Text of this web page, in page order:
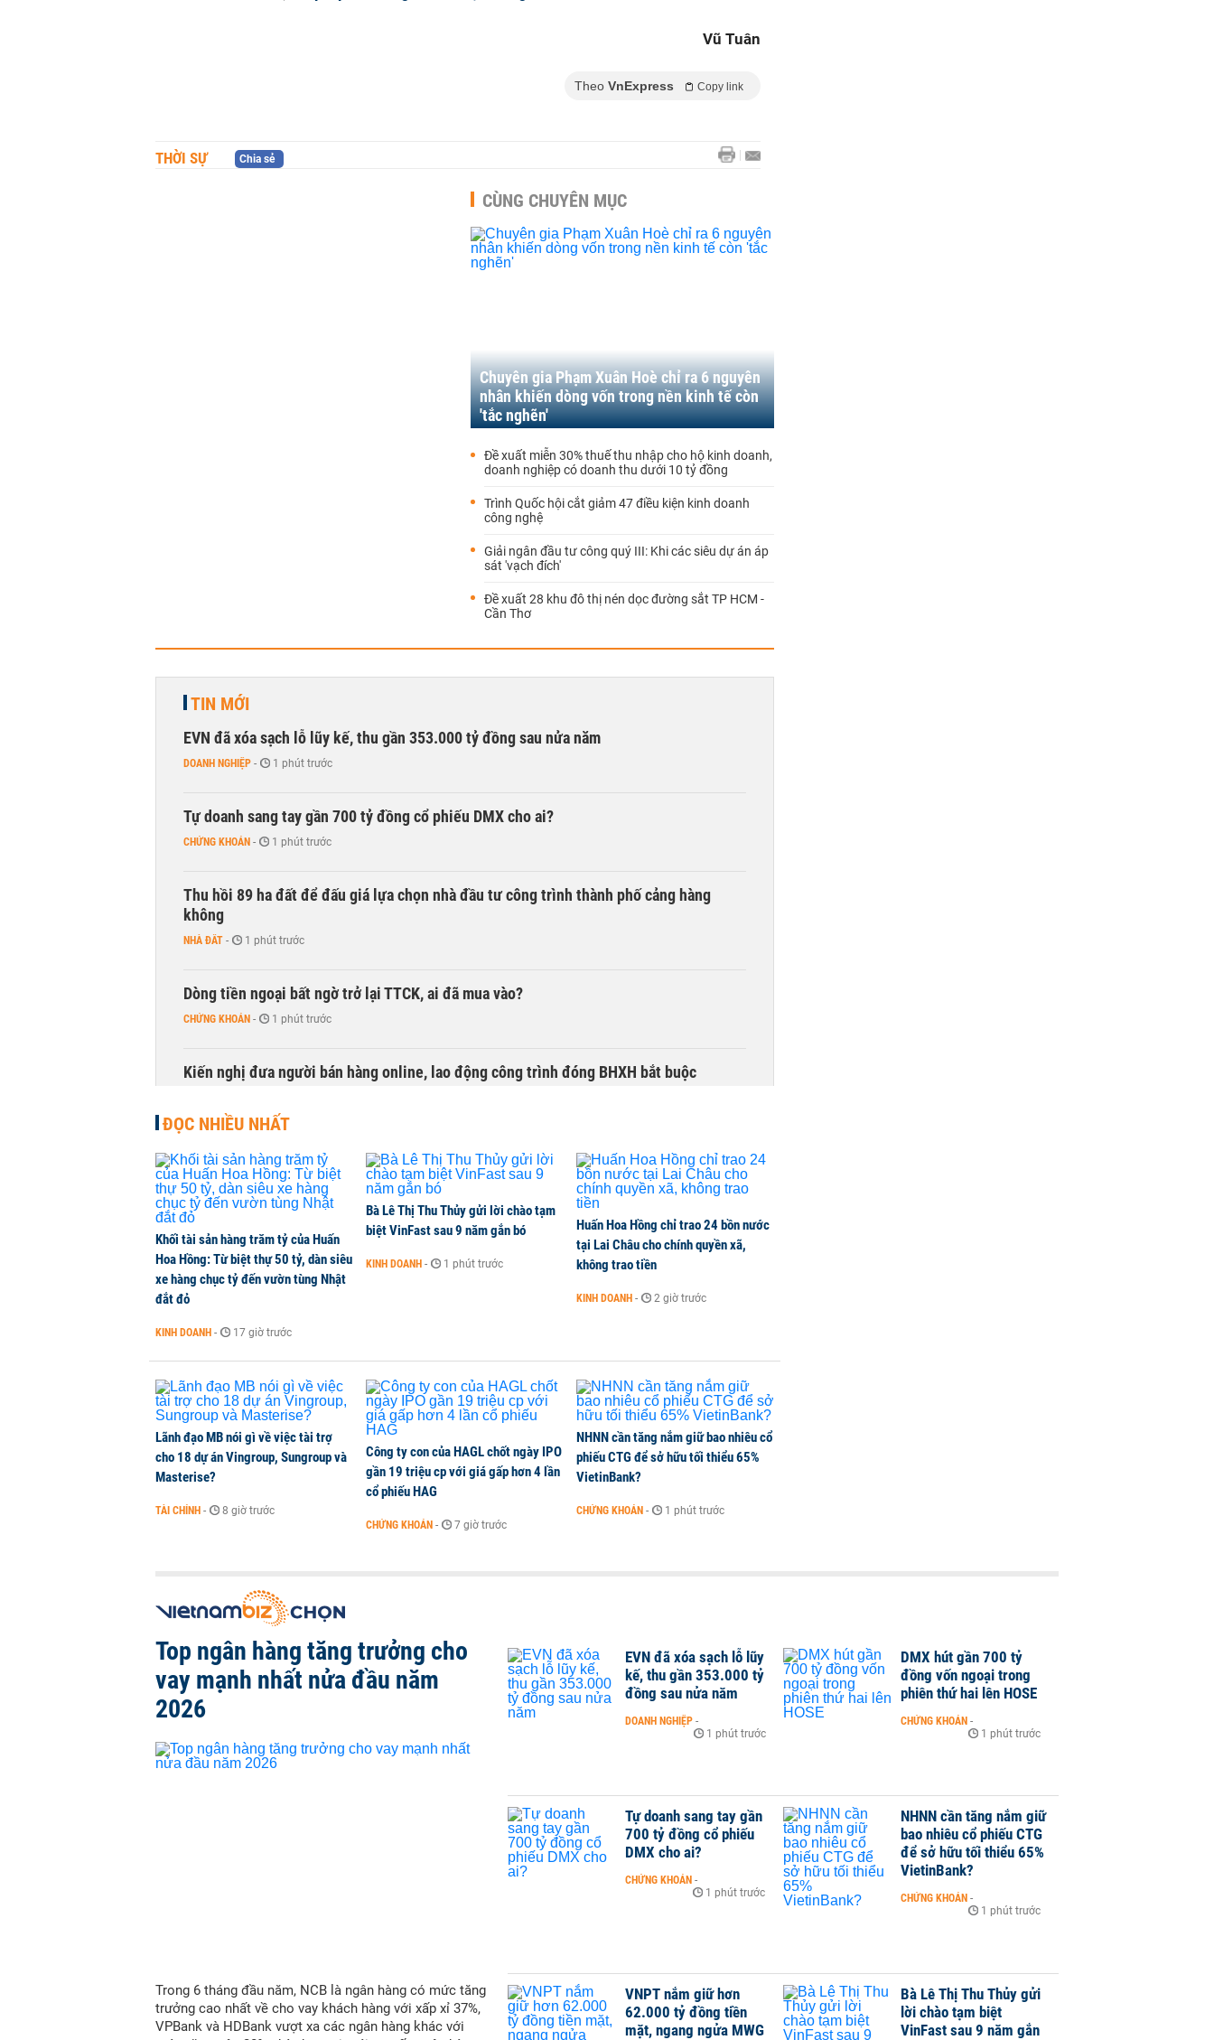
Vũ Tuân
Theo VnExpress Copy link
THỜI SỰ Chia sẻ
CÙNG CHUYÊN MỤC
Chuyên gia Phạm Xuân Hoè chỉ ra 6 nguyên
nhân khiến dòng vốn trong nền kinh tế còn
'tắc nghẽn'
Đề xuất miễn 30% thuế thu nhập cho hộ kinh doanh,
doanh nghiệp có doanh thu dưới 10 tỷ đồng
Trình Quốc hội cắt giảm 47 điều kiện kinh doanh
công nghệ
Giải ngân đầu tư công quý III: Khi các siêu dự án áp
sát 'vạch đích'
Đề xuất 28 khu đô thị nén dọc đường sắt TP HCM -
Cần Thơ
TIN MỚI
EVN đã xóa sạch lỗ lũy kế, thu gần 353.000 tỷ đồng sau nửa năm
DOANH NGHIỆP - 1 phút trước
Tự doanh sang tay gần 700 tỷ đồng cổ phiếu DMX cho ai?
CHỨNG KHOÁN - 1 phút trước
Thu hồi 89 ha đất để đấu giá lựa chọn nhà đầu tư công trình thành phố cảng hàng
không
NHÀ ĐẤT - 1 phút trước
Dòng tiền ngoại bất ngờ trở lại TTCK, ai đã mua vào?
CHỨNG KHOÁN - 1 phút trước
Kiến nghị đưa người bán hàng online, lao động công trình đóng BHXH bắt buộc
ĐỌC NHIỀU NHẤT
Khối tài sản hàng trăm tỷ của Huấn
Hoa Hồng: Từ biệt thự 50 tỷ, dàn siêu
xe hàng chục tỷ đến vườn tùng Nhật
đắt đỏ
KINH DOANH - 17 giờ trước
Bà Lê Thị Thu Thủy gửi lời chào tạm
biệt VinFast sau 9 năm gắn bó
KINH DOANH - 1 phút trước
Huấn Hoa Hồng chỉ trao 24 bồn nước
tại Lai Châu cho chính quyền xã,
không trao tiền
KINH DOANH - 2 giờ trước
Lãnh đạo MB nói gì về việc tài trợ
cho 18 dự án Vingroup, Sungroup và
Masterise?
TÀI CHÍNH - 8 giờ trước
Công ty con của HAGL chốt ngày IPO
gần 19 triệu cp với giá gấp hơn 4 lần
cổ phiếu HAG
CHỨNG KHOÁN - 7 giờ trước
NHNN cần tăng nắm giữ bao nhiêu cổ
phiếu CTG để sở hữu tối thiểu 65%
VietinBank?
CHỨNG KHOÁN - 1 phút trước
Top ngân hàng tăng trưởng cho
vay mạnh nhất nửa đầu năm
2026
Trong 6 tháng đầu năm, NCB là ngân hàng có mức tăng
trưởng cao nhất về cho vay khách hàng với xấp xỉ 37%,
VPBank và HDBank vượt xa các ngân hàng khác với
EVN đã xóa sạch lỗ lũy
kế, thu gần 353.000 tỷ
đồng sau nửa năm
DOANH NGHIỆP -
1 phút trước
DMX hút gần 700 tỷ
đồng vốn ngoại trong
phiên thứ hai lên HOSE
CHỨNG KHOÁN -
1 phút trước
Tự doanh sang tay gần
700 tỷ đồng cổ phiếu
DMX cho ai?
CHỨNG KHOÁN -
1 phút trước
NHNN cần tăng nắm giữ
bao nhiêu cổ phiếu CTG
để sở hữu tối thiểu 65%
VietinBank?
CHỨNG KHOÁN -
1 phút trước
VNPT nắm giữ hơn
62.000 tỷ đồng tiền
mặt, ngang ngửa MWG
Bà Lê Thị Thu Thủy gửi
lời chào tạm biệt
VinFast sau 9 năm gắn